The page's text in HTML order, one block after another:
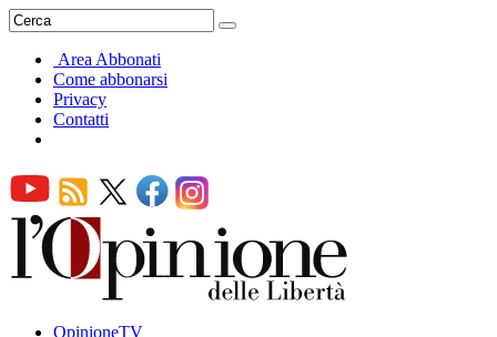
Area Abbonati
Come abbonarsi
Privacy
Contatti
OpinioneTV